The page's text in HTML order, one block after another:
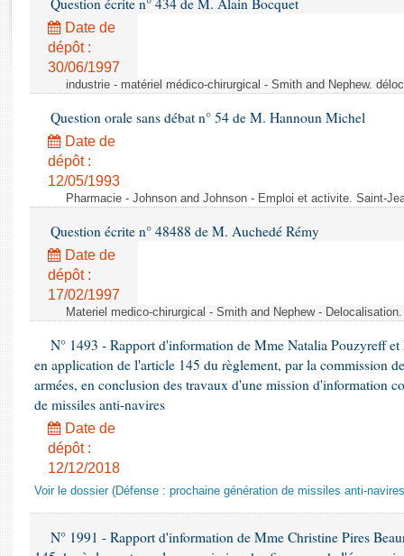
Rapports d'enquête
Rapports législatifs
Rapports sur l'application des lois
Baromètre de l’application des lois
Dossiers législatifs
Budget et sécurité sociale
Questions écrites et orales
Comptes rendus des débats
Question écrite n° 434 de M. Alain Bocquet
Date de
dépôt :
30/06/1997
industrie - matériel médico-chirurgical - Smith and Nephew.
Question orale sans débat n° 54 de M. Hannoun Michel
Date de
dépôt :
12/05/1993
Pharmacie - Johnson and Johnson - Emploi et activite. Saint-
Question écrite n° 48488 de M. Auchedé Rémy
Date de
dépôt :
17/02/1997
Materiel medico-chirurgical - Smith and Nephew -
N° 1493 - Rapport d'information de Mme Natalia Pouzyreff
en application de l'article 145 du règlement, par la commission
armées, en conclusion des travaux d'une mission d'information
de missiles anti-navires
Date de
dépôt :
12/12/2018
Voir le dossier (Défense : prochaine génération de missiles anti-
N° 1991 - Rapport d'information de Mme Christine Pires